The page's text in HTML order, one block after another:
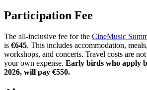
Participation Fee
The all-inclusive fee for the CineMusic
is €645. This includes accommodation,
workshops, and concerts. Travel costs are
your own expense. Early birds who apply
2026, will pay €550.